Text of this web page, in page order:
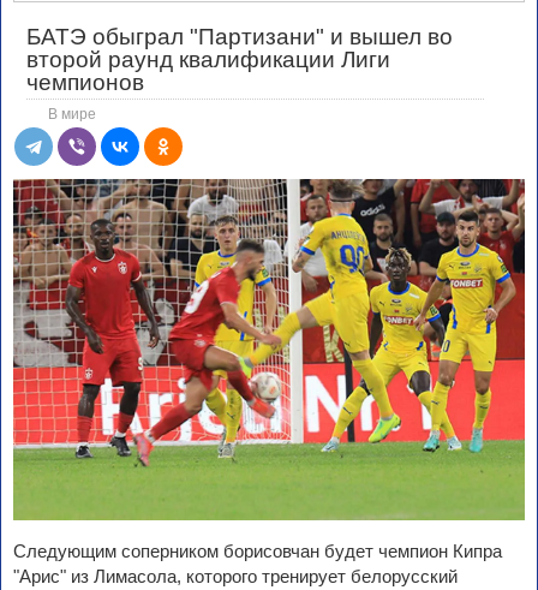
БАТЭ обыграл "Партизани" и вышел во
второй раунд квалификации Лиги
чемпионов
В мире
Следующим соперником борисовчан будет чемпион Кипра
"Арис" из Лимасола, которого тренирует белорусский